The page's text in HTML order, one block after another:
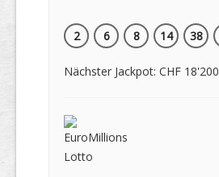
2
6 8 14 38
Nächster Jackpot: CHF